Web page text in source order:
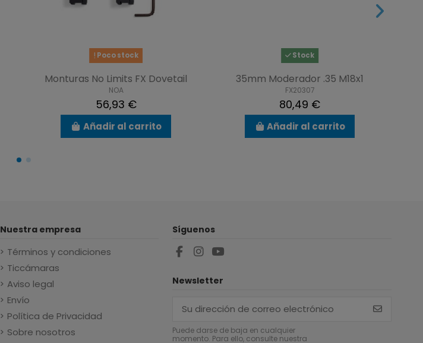
Poco stock
Monturas No Limits FX Dovetail
NOA
56,93 €
Añadir al carrito
Stock
35mm Moderador .35 M18x1
FX20307
80,49 €
Añadir al carrito
Nuestra empresa
Términos y condiciones
Ticcámaras
Aviso legal
Envío
Política de Privacidad
Sobre nosotros
Síguenos
Newsletter
Puede darse de baja en cualquier
momento. Para ello, consulte nuestra